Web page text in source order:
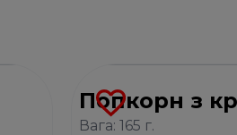
Попкорн з
Вага: 165 г.